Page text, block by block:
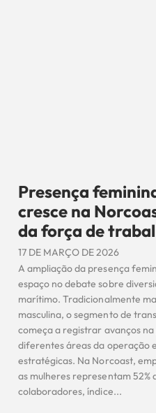
Presença
cresce na
da força de
17 DE MARÇO DE 2026
A ampliação da presença
espaço no debate sobre
marítimo. Tradicionalmente
masculina, o segmento de
começa a registrar avanços
diferentes áreas da operação
estratégicas. Na Norcoast,
as mulheres representam 52%
colaboradores, índice...